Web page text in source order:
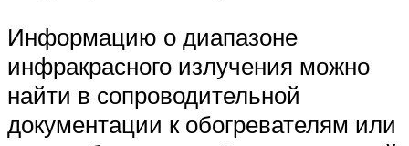
Информацию о диапазоне
инфракрасного излучения можно
найти в сопроводительной
документации к обогревателям или